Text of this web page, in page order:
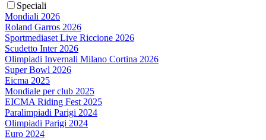
Speciali
Mondiali 2026
Roland Garros 2026
Sportmediaset Live Riccione 2026
Scudetto Inter 2026
Olimpiadi Invernali Milano Cortina 2026
Super Bowl 2026
Eicma 2025
Mondiale per club 2025
EICMA Riding Fest 2025
Paralimpiadi Parigi 2024
Olimpiadi Parigi 2024
Euro 2024